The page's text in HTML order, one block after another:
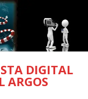
DIGITAL
ARGOS